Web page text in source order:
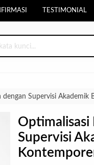
TESTIMONIAL
Supervisi Akademik
Optimalisasi
Supervisi